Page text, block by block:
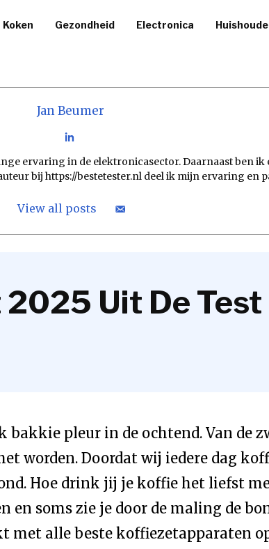
Koken Gezondheid Electronica
Jan Beumer
ervaring in de elektronicasector. Daarnaast ben
bij https://bestetester.nl deel ik mijn ervaring en
View all posts
Uit De Test
pleur in de ochtend. Van de
worden. Doordat wij iedere dag
Hoe drink jij je koffie het liefst
soms zie je door de maling de
alle beste koffiezetapparaten